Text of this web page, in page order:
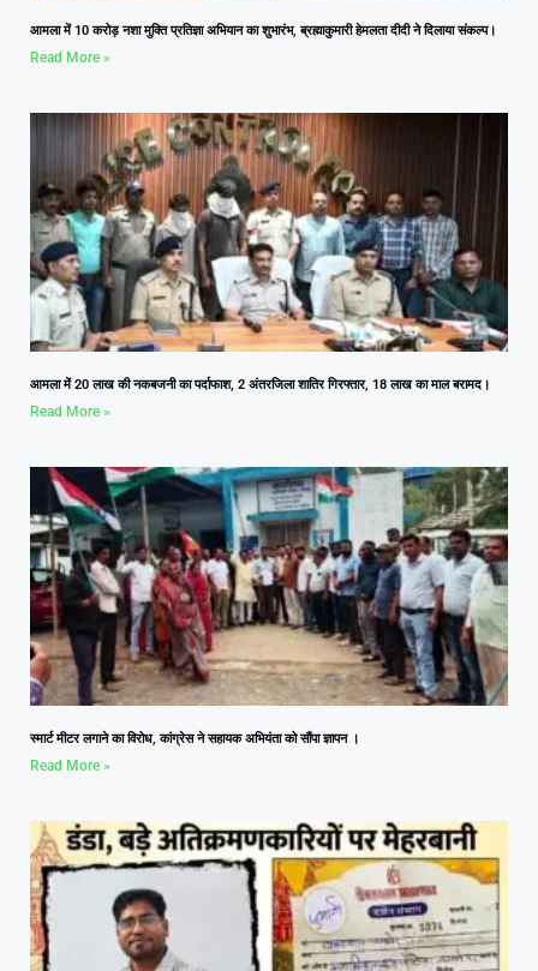
आमला में 10 करोड़ नशा मुक्ति प्रतिज्ञा अभियान का शुभारंभ, ब्रह्माकुमारी हेमलता दीदी ने दिलाया संकल्प।
Read More »
आमला में 20 लाख की नकबजनी का पर्दाफाश, 2 अंतरजिला शातिर गिरफ्तार, 18 लाख का माल बरामद।
Read More »
स्मार्ट मीटर लगाने का विरोध, कांग्रेस ने सहायक अभियंता को सौंपा ज्ञापन ।
Read More »